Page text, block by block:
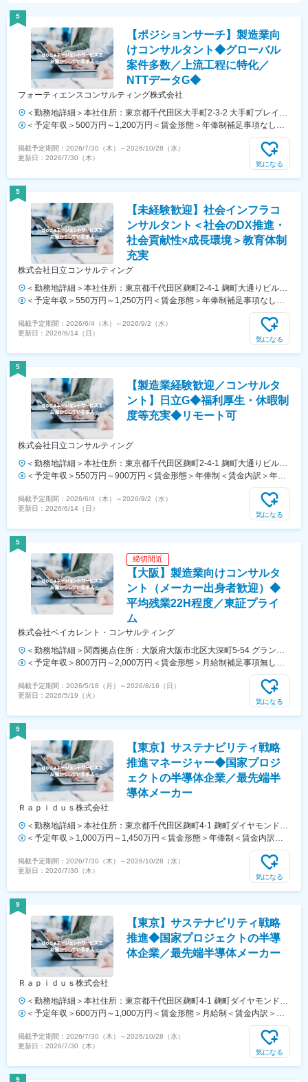
5
【ポジションサーチ】製造業向
けコンサルタント◆グローバル
案件多数／上流工程に特化／
NTTデータG◆
フォーティエンスコンサルティング株式会社
＜勤務地詳細＞本社住所：東京都千代田区大手町2-3-2 大手町プレイス
イーストタワー11F勤務地最寄駅：各線／大手町駅受動喫煙対策：屋内
＜予定年収＞500万円～1,200万円＜賃金形態＞年俸制補足事項なし＜
賃金内訳＞年額（基本給）：4,115,820円～9,714,288円固定残業手当/
月：73,015円～190,476円（固定残業時間40時間0分/月）超過した時間
外労働の残業手当は追加支給＜月額＞416,000円～1,000,000円（12分
含めた表記です。
掲載予定期間： 2026/7/30（木） ～2026/10/28（水）
更新日： 2026/7/30（木）
気になる
5
【未経験歓迎】社会インフラコ
ンサルタント＜社会のDX推進・
社会貢献性×成長環境＞教育体制
充実
株式会社日立コンサルティング
＜勤務地詳細＞本社住所：東京都千代田区麹町2-4-1 麹町大通りビル
11F勤務地最寄駅：東京メトロ線／半蔵門駅受動喫煙対策：屋内全面禁
＜予定年収＞550万円～1,250万円＜賃金形態＞年俸制補足事項なし＜
賃金内訳＞年額（基本給）：5,000,000円～12,500,000円＜月額＞
416,666円～1,041,666円（12分割）＜昇給有無＞有＜残業手当＞無＜
給与補足＞※経験・スキルを考慮のうえ、当社規定により優遇■賞与：
（4月） 賃金はあくまでも目安の金額であり、選考を通じて上下する可
能性があります。月給(月額)は固定手当を含めた表記です。
掲載予定期間： 2026/6/4（木） ～2026/9/2（水）
更新日： 2026/6/14（日）
気になる
5
【製造業経験歓迎／コンサルタ
ント】日立G◆福利厚生・休暇制
度等充実◆リモート可
株式会社日立コンサルティング
＜勤務地詳細＞本社住所：東京都千代田区麹町2-4-1 麹町大通りビル
11F勤務地最寄駅：東京メトロ線／半蔵門駅受動喫煙対策：屋内全面禁
煙変更の範囲：在宅勤務及びサテライトオフィス勤務制度に定める就業
場所を含む
＜予定年収＞550万円～900万円＜賃金形態＞年俸制＜賃金内訳＞年額
（基本給）：5,500,000円～9,000,000円＜月額＞458,333円～750,000
円（12分割）＜昇給有無＞有＜残業手当＞無＜給与補足＞経験・スキ
ルを考慮のうえ、当社規定により優遇■賞与：年俸とは別に年1回支給
安の金額であり、選考を通じて上下する可能性があります。月給(月額)
は固定手当を含めた表記です。
掲載予定期間： 2026/6/4（木） ～2026/9/2（水）
更新日： 2026/6/14（日）
気になる
5
締切間近
【大阪】製造業向けコンサルタ
ント（メーカー出身者歓迎）◆
平均残業22H程度／東証プライ
ム
株式会社ベイカレント・コンサルティング
＜勤務地詳細＞関西拠点住所：大阪府大阪市北区大深町5-54 グラング
リーン大阪パークタワー受動喫煙対策：屋内全面禁煙変更の範囲：会社
＜予定年収＞800万円～2,000万円＜賃金形態＞月給制補足事項無し＜
賃金内訳＞月額（基本給）：317,600円～1,058,700円固定残業手当/
月：111,000円～369,900円（固定残業時間45時間0分/月）超過した時
間外労働の残業手当は追加支給＜月給＞428,600円～1,428,600円（一
す。
掲載予定期間： 2026/5/18（月） ～2026/8/16（日）
更新日： 2026/5/19（火）
気になる
9
【東京】サステナビリティ戦略
推進マネージャー◆国家プロジ
ェクトの半導体企業／最先端半
導体メーカー
Ｒａｐｉｄｕｓ株式会社
＜勤務地詳細＞本社住所：東京都千代田区麹町4-1 麹町ダイヤモンドビ
ル受動喫煙対策：屋内全面禁煙変更の範囲：会社の定める事業所（リモ
＜予定年収＞1,000万円～1,450万円＜賃金形態＞年俸制＜賃金内訳＞
年額（基本給）：10,000,000円～14,500,000円＜月額＞833,333円～
1,208,333円（12分割）＜昇給有無＞有＜残業手当＞無＜給与補足＞※
給与は前職水準・経験・スキルにより検討いたします。賃金はあくまで
掲載予定期間： 2026/7/30（木） ～2026/10/28（水）
更新日： 2026/7/30（木）
気になる
9
【東京】サステナビリティ戦略
推進◆国家プロジェクトの半導
体企業／最先端半導体メーカー
Ｒａｐｉｄｕｓ株式会社
＜勤務地詳細＞本社住所：東京都千代田区麹町4-1 麹町ダイヤモンドビ
ル受動喫煙対策：屋内全面禁煙変更の範囲：会社の定める事業所（リモ
＜予定年収＞600万円～1,000万円＜賃金形態＞月給制＜賃金内訳＞月
額（基本給）：342,666円～685,100円固定残業手当/月：74,000円～
147,900円（固定残業時間30時間0分/月）超過した時間外労働の残業手
当は追加支給＜月給＞416,666円～833,000円（一律手当を含む）＜昇
掲載予定期間： 2026/7/30（木） ～2026/10/28（水）
更新日： 2026/7/30（木）
気になる
9